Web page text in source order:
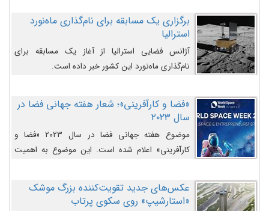
را وارد مسیر از پیش تعیین‌شده کند و سپس با یک
مکانیزم جدید با موفقیت از آن جدا شود. ‌
برگزاری یک مسابقه برای نام‌گذاری ماه‌نورد
استرالیا
آژانس فضایی استرالیا از آغاز یک مسابقه برای
نام‌گذاری ماه‌نورد این کشور خبر داده است.
«فضا و کارآفرینی»؛ شعار هفته جهانی فضا در
سال ۲۰۲۳
موضوع هفته جهانی فضا در سال ۲۰۲۳ «فضا و
کارآفرینی» اعلام شده است. این موضوع به اهمیت
روزافزون کارآفرینی در حوزه فضایی و مزایای جدیدی که
کارآفرینان این حوزه ایجاد می‌کنند، می‌پردازد.
عکس‌های جدید تقویت‌کننده بزرگ موشک
«استارشیپ» روی سکوی پرتاب